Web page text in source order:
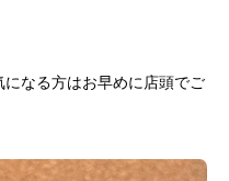
なる方はお早めに店頭でご